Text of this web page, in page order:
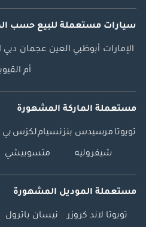
سيارات مستعملة للبيع حسب
الإمارات أبوظبي العين عجمان دبي
أم
مستعملة الماركة المشهورة
تويوتا مرسيدس بنزنسياملكزس بي
شيفروليه متسوبيشي
مستعملة الموديل المشهورة
تويوتا لاند كروزر نيسان باترول